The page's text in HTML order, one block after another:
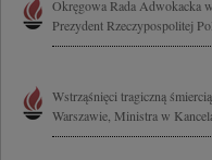
Okręgowa Rada Adwokacka
Prezydent Rzeczypospolitej
Wstrząśnięci tragiczną
Warszawie, Ministra w